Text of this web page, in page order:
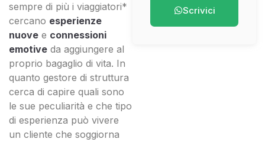
sempre di più i viaggiatori*
cercano esperienze
nuove e connessioni
emotive da aggiungere al
proprio bagaglio di vita. In
quanto gestore di struttura
cerca di capire quali sono
le sue peculiarità e che tipo
di esperienza può vivere
un cliente che soggiorna
Scrivici